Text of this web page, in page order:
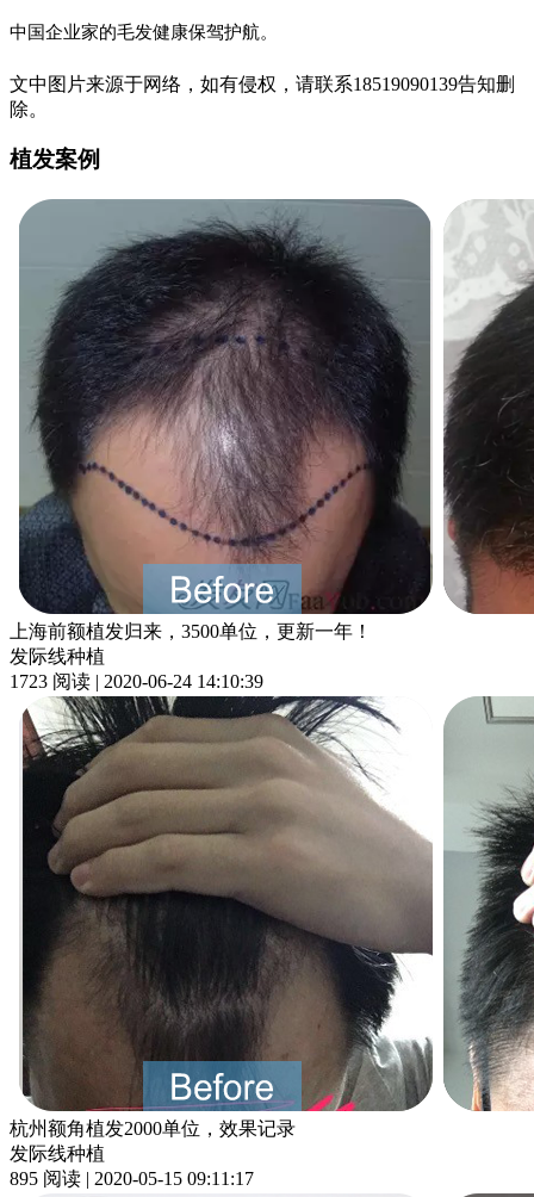
中国企业家的毛发健康保驾护航。
文中图片来源于网络，如有侵权，请联系18519090139告知删
除。
植发案例
上海前额植发归来，3500单位，更新一年！
发际线种植
1723 阅读 | 2020-06-24 14:10:39
杭州额角植发2000单位，效果记录
发际线种植
895 阅读 | 2020-05-15 09:11:17